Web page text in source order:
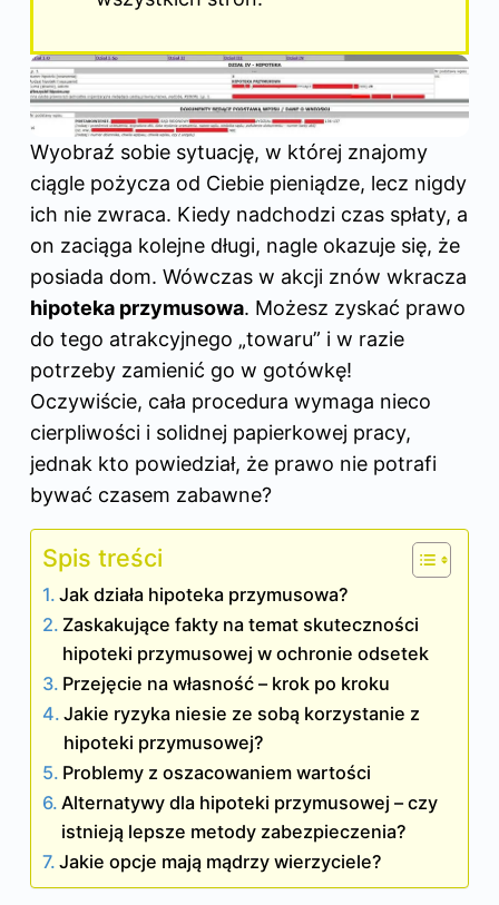
Wyobraź sobie sytuację, w której znajomy
ciągle pożycza od Ciebie pieniądze, lecz nigdy
ich nie zwraca. Kiedy nadchodzi czas spłaty, a
on zaciąga kolejne długi, nagle okazuje się, że
posiada dom. Wówczas w akcji znów wkracza
hipoteka przymusowa. Możesz zyskać prawo
do tego atrakcyjnego „towaru” i w razie
potrzeby zamienić go w gotówkę!
Oczywiście, cała procedura wymaga nieco
cierpliwości i solidnej papierkowej pracy,
jednak kto powiedział, że prawo nie potrafi
bywać czasem zabawne?
Spis treści
Jak działa hipoteka przymusowa?
Zaskakujące fakty na temat skuteczności
hipoteki przymusowej w ochronie odsetek
Przejęcie na własność – krok po kroku
Jakie ryzyka niesie ze sobą korzystanie z
hipoteki przymusowej?
Problemy z oszacowaniem wartości
Alternatywy dla hipoteki przymusowej – czy
istnieją lepsze metody zabezpieczenia?
Jakie opcje mają mądrzy wierzyciele?